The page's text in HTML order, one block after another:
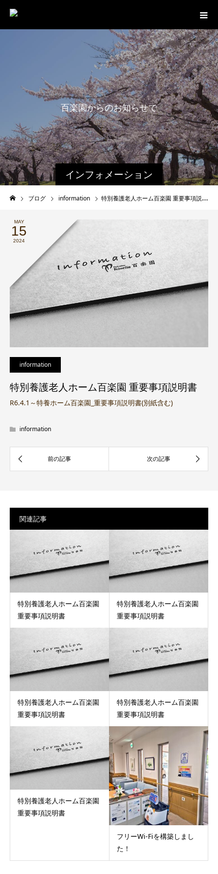
インフォメーション
百楽園からのお知らせです。
ブログ information 特別養護老人ホーム百楽園 重要事項説明書
MAY
15
2024
information
特別養護老人ホーム百楽園 重要事項説明書
R6.4.1～特養ホーム百楽園_重要事項説明書(別紙含む)
information
関連記事
特別養護老人ホーム百楽園
重要事項説明書
特別養護老人ホーム百楽園
重要事項説明書
特別養護老人ホーム百楽園
重要事項説明書
特別養護老人ホーム百楽園
重要事項説明書
特別養護老人ホーム百楽園
重要事項説明書
フリーWi-Fiを構築しまし
た！